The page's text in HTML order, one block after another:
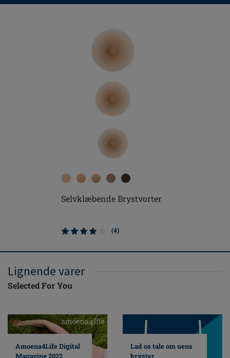
Selvklæbende Brystvorter
(4)
Lignende varer
Selected For You
Amoena4Life Digital
Magazine 2022
Lad os tale om uens
bryster